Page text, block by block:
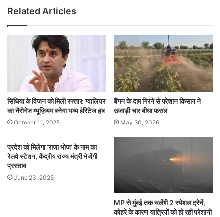
Related Articles
सिंधिया के विजन को मिली रफ्तार: ग्वालियर
का नैरोगेज म्यूज़ियम बनेगा भव्य हेरिटेज हब
October 11, 2025
बैंगन के दाम गिरने से परेशान किसान ने
उजाड़ी चार बीघा फसल
May 30, 2026
प्रदेश को मिलेगा ‘राजा भोज’ के नाम का
रेलवे स्टेशन, केंद्रीय राज्य मंत्री भेजेंगी
प्रस्ताव
June 23, 2025
MP से मुंबई तक चलेंगी 2 स्पेशल ट्रेनें,
कोहरे के कारण यात्रियों को हो रही परेशानी